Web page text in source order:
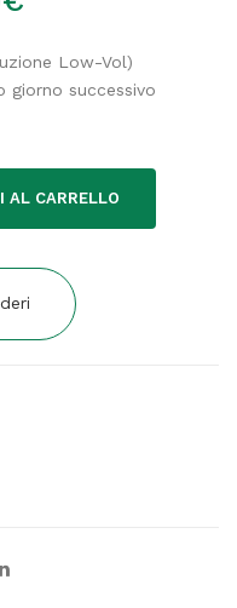
Low-Vol)
giorno successivo
AL CARRELLO